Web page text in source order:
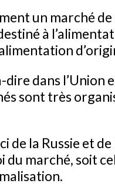
un marché
à
dire dans
sont très
de la Russie et
du marché, soit